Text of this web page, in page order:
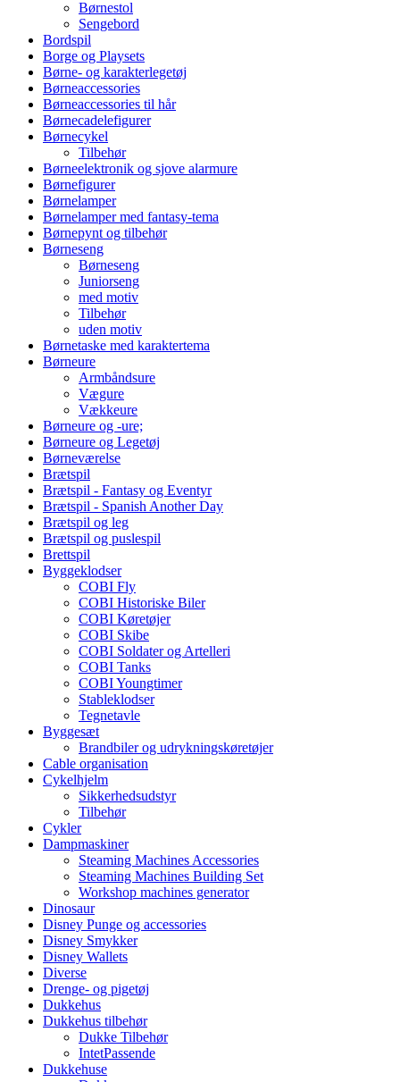
Børnestol
Sengebord
Bordspil
Borge og Playsets
Børne- og karakterlegetøj
Børneaccessories
Børneaccessories til hår
Børnecadelefigurer
Børnecykel
Tilbehør
Børneelektronik og sjove alarmure
Børnefigurer
Børnelamper
Børnelamper med fantasy-tema
Børnepynt og tilbehør
Børneseng
Børneseng
Juniorseng
med motiv
Tilbehør
uden motiv
Børnetaske med karaktertema
Børneure
Armbåndsure
Vægure
Vækkeure
Børneure og -ure;
Børneure og Legetøj
Børneværelse
Brætspil
Brætspil - Fantasy og Eventyr
Brætspil - Spanish Another Day
Brætspil og leg
Brætspil og puslespil
Brettspil
Byggeklodser
COBI Fly
COBI Historiske Biler
COBI Køretøjer
COBI Skibe
COBI Soldater og Artelleri
COBI Tanks
COBI Youngtimer
Stableklodser
Tegnetavle
Byggesæt
Brandbiler og udrykningskøretøjer
Cable organisation
Cykelhjelm
Sikkerhedsudstyr
Tilbehør
Cykler
Dampmaskiner
Steaming Machines Accessories
Steaming Machines Building Set
Workshop machines generator
Dinosaur
Disney Punge og accessories
Disney Smykker
Disney Wallets
Diverse
Drenge- og pigetøj
Dukkehus
Dukkehus tilbehør
Dukke Tilbehør
IntetPassende
Dukkehuse